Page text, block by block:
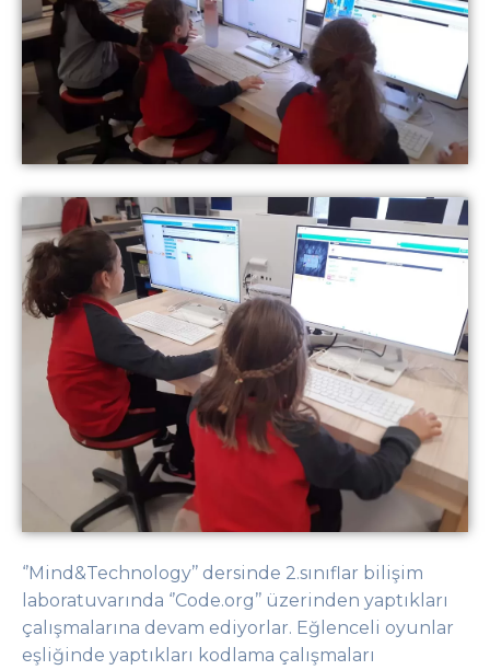
‘’Mind &Technology’’ dersinde 2.sınıflar bil işim
laboratuvarında ‘’Code.org’’ üzerinden yaptıkları
çalışmalarına devam ediyorlar. Eğlenceli oyunlar
eşliğinde yaptıkları kodlama çalışmaları